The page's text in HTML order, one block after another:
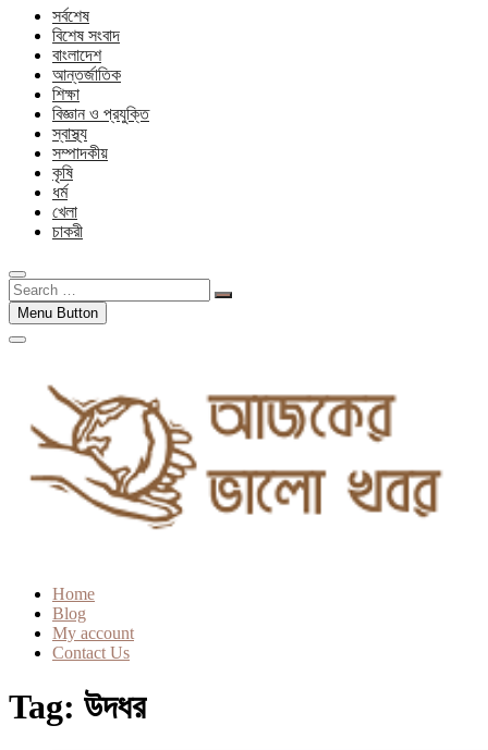
সর্বশেষ
বিশেষ সংবাদ
বাংলাদেশ
আন্তর্জাতিক
শিক্ষা
বিজ্ঞান ও প্রযুক্তি
স্বাস্থ্য
সম্পাদকীয়
কৃষি
ধর্ম
খেলা
চাকরী
Search
…Menu Button
Home
Blog
My account
Contact Us
Tag: উদধর